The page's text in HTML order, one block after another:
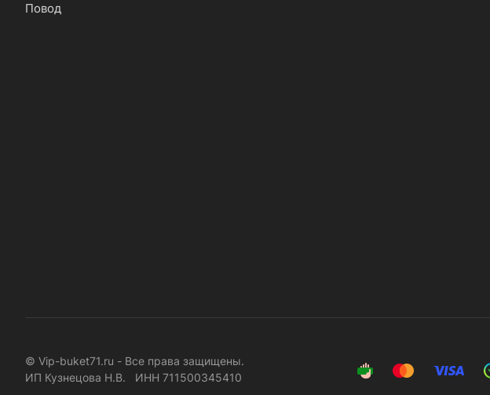
Повод
© Vip-buket71.ru - Все права защищены.
ИП Кузнецова Н.В. ИНН 711500345410